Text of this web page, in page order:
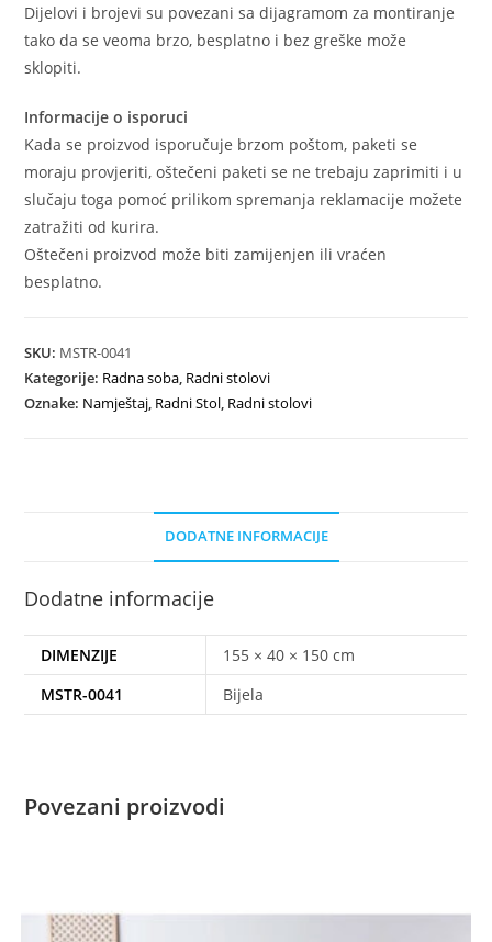
Dijelovi i brojevi su povezani sa dijagramom za montiranje
tako da se veoma brzo, besplatno i bez greške može
sklopiti.
Informacije o isporuci
Kada se proizvod isporučuje brzom poštom, paketi se
moraju provjeriti, oštečeni paketi se ne trebaju zaprimiti i u
slučaju toga pomoć prilikom spremanja reklamacije možete
zatražiti od kurira.
Oštečeni proizvod može biti zamijenjen ili vraćen
besplatno.
SKU: MSTR-0041
Kategorije: Radna soba Radni stolovi
Oznake: Namještaj Radni Stol Radni stolovi
DODATNE INFORMACIJE
Dodatne informacije
DIMENZIJE
155 × 40 × 150 cm
MSTR-0041
Bijela
Povezani proizvodi